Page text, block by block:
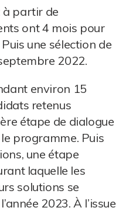
à partir de
ont 4 mois pour
une sélection de
2022.
environ 15
retenus
étape de dialogue
programme. Puis
une étape
laquelle les
solutions se
2023. À l’issue